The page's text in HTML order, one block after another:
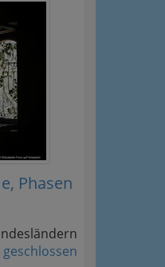
Phasen